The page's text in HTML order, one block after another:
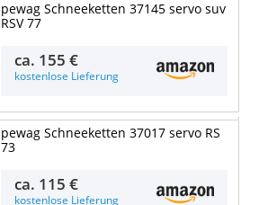
pewag Schneeketten 37145 servo suv
RSV 77
ca. 155 €
kostenlose Lieferung
pewag Schneeketten 37017 servo RS
73
ca. 115 €
kostenlose Lieferung